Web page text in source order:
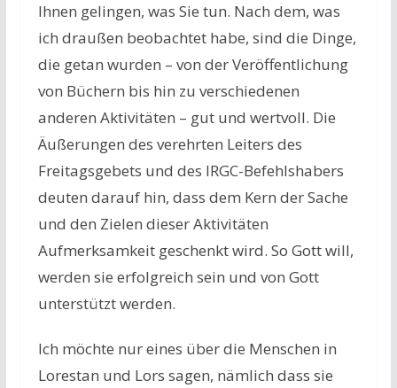
Ihnen gelingen, was Sie tun. Nach dem, was
ich draußen beobachtet habe, sind die Dinge,
die getan wurden – von der Veröffentlichung
von Büchern bis hin zu verschiedenen
anderen Aktivitäten – gut und wertvoll. Die
Äußerungen des verehrten Leiters des
Freitagsgebets und des IRGC-Befehlshabers
deuten darauf hin, dass dem Kern der Sache
und den Zielen dieser Aktivitäten
Aufmerksamkeit geschenkt wird. So Gott will,
werden sie erfolgreich sein und von Gott
unterstützt werden.
Ich möchte nur eines über die Menschen in
Lorestan und Lors sagen, nämlich dass sie